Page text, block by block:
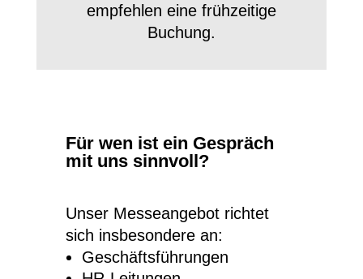
empfehlen eine frühzeitige
Buchung.
Für wen ist ein Gespräch
mit uns sinnvoll?
Unser Messeangebot richtet
sich insbesondere an:
Geschäftsführungen